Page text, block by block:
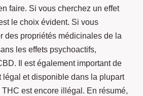
faire. Si vous cherchez un effet
le choix évident. Si vous
des propriétés médicinales de la
les effets psychoactifs,
Il est également important de
légal et disponible dans la plupart
est encore illégal. En résumé,